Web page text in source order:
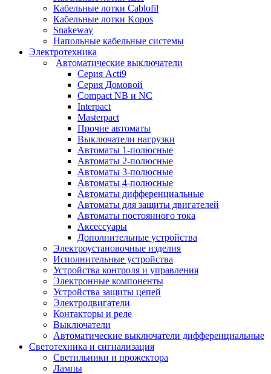
Кабельные лотки Cablofil
Кабельные лотки Kopos
Snakeway
Напольные кабельные системы
Электротехника
Автоматические выключатели
Серия Acti9
Серия Домовой
Compact NB и NC
Interpact
Masterpact
Прочие автоматы
Выключатели нагрузки
Автоматы 1-полюсные
Автоматы 2-полюсные
Автоматы 3-полюсные
Автоматы 4-полюсные
Автоматы дифференциальные
Автоматы для защиты двигателей
Автоматы постоянного тока
Аксессуары
Дополнительные устройства
Электроустановочные изделия
Исполнительные устройства
Устройства контроля и управления
Электронные компоненты
Устройства защиты цепей
Электродвигатели
Контакторы и реле
Выключатели
Автоматические выключатели дифференциальные
Светотехника и сигнализация
Светильники и прожектора
Лампы